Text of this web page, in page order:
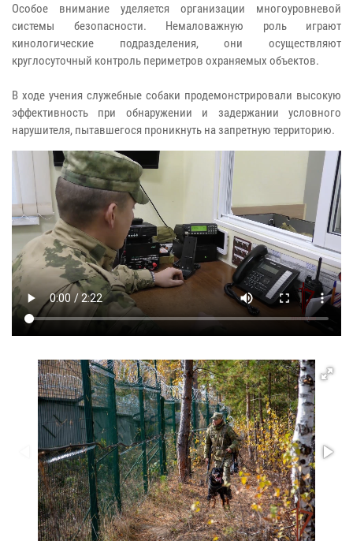
Особое внимание уделяется организации многоуровневой
системы безопасности. Немаловажную роль играют
кинологические подразделения, они осуществляют
круглосуточный контроль периметров охраняемых объектов.
В ходе учения служебные собаки продемонстрировали высокую
эффективность при обнаружении и задержании условного
нарушителя, пытавшегося проникнуть на запретную территорию.